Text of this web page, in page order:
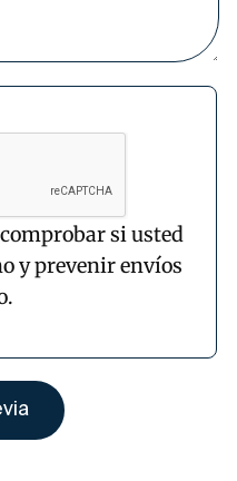
si usted
y prevenir envíos